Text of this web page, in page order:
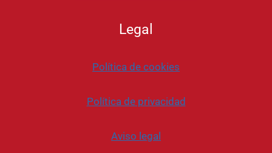
Legal
Política de cookies
Política de privacidad
Aviso legal